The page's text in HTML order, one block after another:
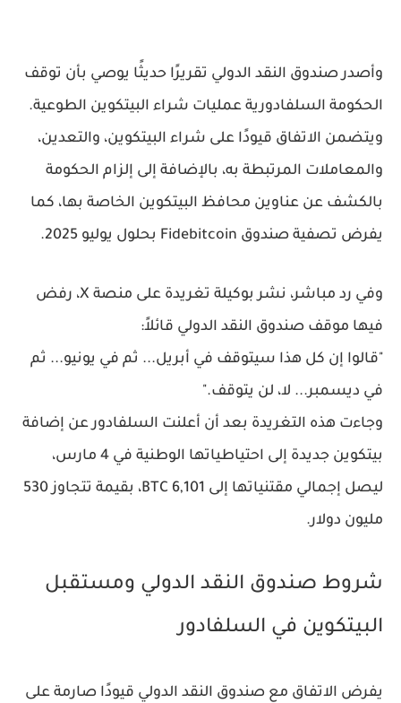
وأصدرصندوق النقد الدولي تقريرًا حديثًا يوصي بأن توقف
الحكومة السلفادورية عمليات شراء البيتكوين الطوعية.
ويتضمن الاتفاق قيودًا على شراء البيتكوين، والتعدين،
والمعاملات المرتبطة به، بالإضافة إلى إلزام الحكومة
بالكشف عن عناوين محافظ البيتكوين الخاصة بها، كما
يفرض تصفية صندوق Fidebitcoin بحلول يوليو 2025 .
وفي رد مباشر، نشر بوكيلة تغريدة على منصة X، رفض
فيها موقف صندوق النقد الدولي قائلاً:
"قالوا إن كل هذا سيتوقف في أبريل... ثم في يونيو... ثم
في ديسمبر... لا، لن يتوقف."
وجاءت هذه التغريدة بعد أن أعلنت السلفادور عن إضافة
بيتكوين جديدة إلى احتياطياتها الوطنية
في 4 مارس،
ليصل إجمالي مقتنياتها إلى 6,101 BTC ، بقيمة تتجاوز530
مليون دولار.
شروط صندوق النقد الدولي ومستقبل
البيتكوين في السلفادور
يفرض الاتفاق مع صندوق النقد الدولي قيودًا صارمة على